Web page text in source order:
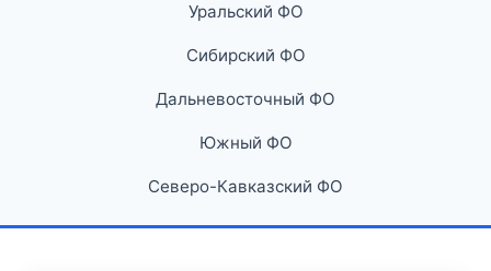
Уральский ФО
Сибирский ФО
Дальневосточный ФО
Южный ФО
Северо-Кавказский ФО